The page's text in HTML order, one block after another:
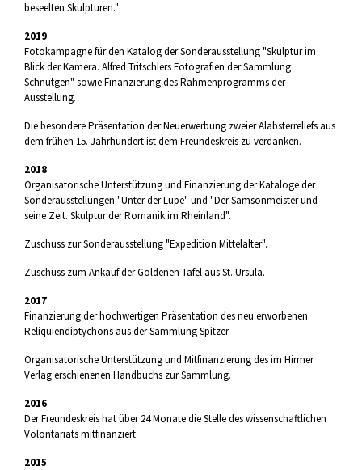
beseelten Skulpturen."
2019
Fotokampagne für den Katalog der Sonderausstellung "Skulptur im
Blick der Kamera. Alfred Tritschlers Fotografien der Sammlung
Schnütgen" sowie Finanzierung des Rahmenprogramms der
Ausstellung.
Die besondere Präsentation der Neuerwerbung zweier Alabsterreliefs aus
dem frühen 15. Jahrhundert ist dem Freundeskreis zu verdanken.
2018
Organisatorische Unterstützung und Finanzierung der Kataloge der
Sonderausstellungen "Unter der Lupe" und "Der Samsonmeister und
seine Zeit. Skulptur der Romanik im Rheinland".
Zuschuss zur Sonderausstellung "Expedition Mittelalter".
Zuschuss zum Ankauf der Goldenen Tafel aus St. Ursula.
2017
Finanzierung der hochwertigen Präsentation des neu erworbenen
Reliquiendiptychons aus der Sammlung Spitzer.
Organisatorische Unterstützung und Mitfinanzierung des im Hirmer
Verlag erschienenen Handbuchs zur Sammlung.
2016
Der Freundeskreis hat über 24 Monate die Stelle des wissenschaftlichen
Volontariats mitfinanziert.
2015